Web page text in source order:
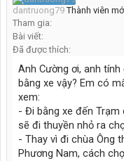
dantruong79 Thành viên
Tham gia:
Bài viết:
Đã được thích:
Anh Cường ơi, anh
bằng xe vậy? Em có
xem:
- Đi bằng xe đến Trạm
sẽ đi thuyền nhỏ ra
- Thay vì đi chùa Ông
Phương Nam, cách